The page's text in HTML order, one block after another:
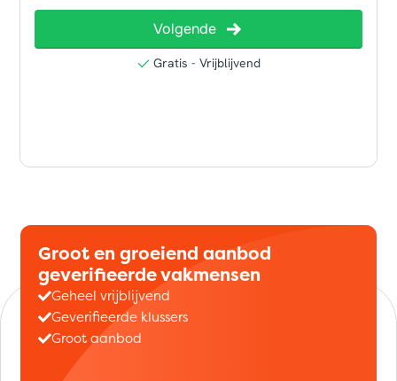
Groot en groeiend aanbod
geverifieerde vakmensen
Geheel vrijblijvend
Geverifieerde klussers
Groot aanbod